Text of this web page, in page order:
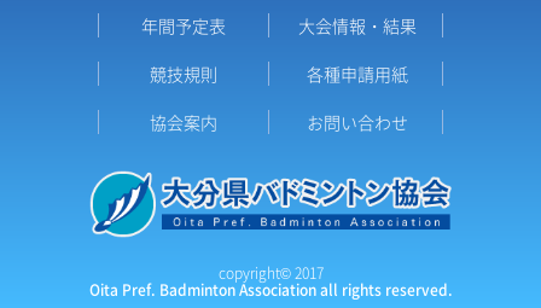
年間予定表
大会情報・結果
競技規則
各種申請用紙
協会案内
お問い合わせ
copyright© 2017
Oita Pref. Badminton Association all rights reserved.